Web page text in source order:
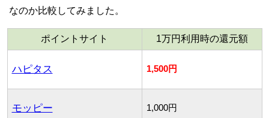
なのか比較してみました。
ポイントサイト 1万円利用時の還元額
ハピタス 1,500円
モッピー 1,000円